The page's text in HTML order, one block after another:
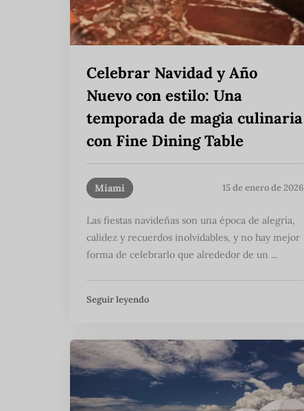
Celebrar Navidad y Año
Nuevo con estilo: Una
temporada de magia culinaria
con Fine Dining Table
Miami 15 de enero de 2026
Las fiestas navideñas son una época de alegría,
calidez y recuerdos inolvidables, y no hay mejor
forma de celebrarlo que alrededor de un ...
Seguir leyendo